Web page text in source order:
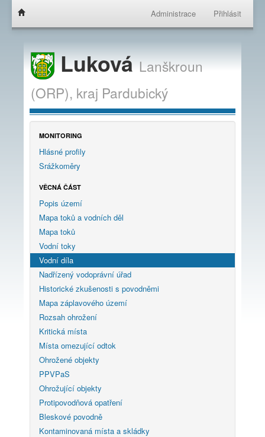
Administrace Přihlásit
LukováLanškroun
(ORP), kraj Pardubický
MONITORING
Hlásné profily
Srážkoměry
VĚCNÁ ČÁST
Popis území
Mapa toků a vodních děl
Mapa toků
Vodní toky
Vodní díla
Nadřízený vodoprávní úřad
Historické zkušenosti s povodněmi
Mapa záplavového území
Rozsah ohrožení
Kritická místa
Místa omezující odtok
Ohrožené objekty
PPVPaS
Ohrožující objekty
Protipovodňová opatření
Bleskové povodně
Kontaminovaná místa a skládky